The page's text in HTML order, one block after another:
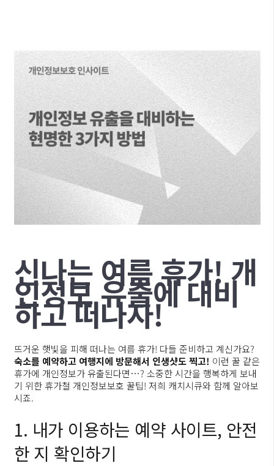
신나는 여름 휴가! 개
인정보 유출에 대비
하고 떠나자!
뜨거운 햇빛을 피해 떠나는 여름 휴가! 다들 준비하고 계신가요?
숙소를 예약하고 여행지에 방문해서 인생샷도 찍고! 이런 꿀 같은
휴가에 개인정보가 유출된다면…? 소중한 시간을 행복하게 보내
기 위한 휴가철 개인정보보호 꿀팁! 저희 캐치시큐와 함께 알아보
시죠.
1. 내가 이용하는 예약 사이트, 안전
한 지 확인하기